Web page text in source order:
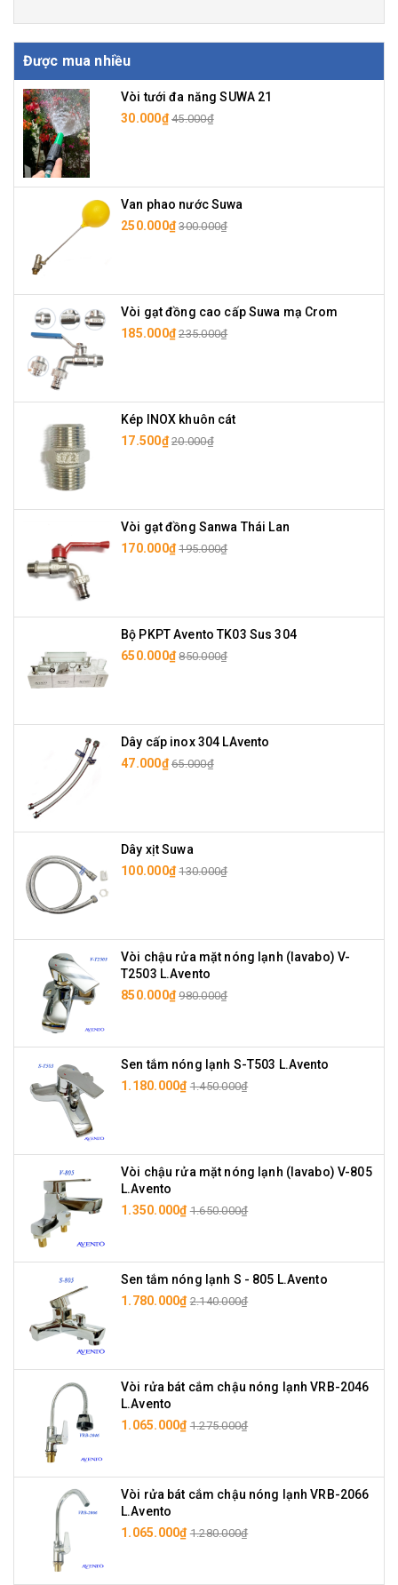
Được mua nhiều
Vòi tưới đa năng SUWA 21
30.000₫ 45.000₫
Van phao nước Suwa
250.000₫ 300.000₫
Vòi gạt đồng cao cấp Suwa mạ Crom
185.000₫ 235.000₫
Kép INOX khuôn cát
17.500₫ 20.000₫
Vòi gạt đồng Sanwa Thái Lan
170.000₫ 195.000₫
Bộ PKPT Avento TK03 Sus 304
650.000₫ 850.000₫
Dây cấp inox 304 LAvento
47.000₫ 65.000₫
Dây xịt Suwa
100.000₫ 130.000₫
Vòi chậu rửa mặt nóng lạnh (lavabo) V-
T2503 L.Avento
850.000₫ 980.000₫
Sen tắm nóng lạnh S-T503 L.Avento
1.180.000₫ 1.450.000₫
Vòi chậu rửa mặt nóng lạnh (lavabo) V-805
L.Avento
1.350.000₫ 1.650.000₫
Sen tắm nóng lạnh S - 805 L.Avento
1.780.000₫ 2.140.000₫
Vòi rửa bát cắm chậu nóng lạnh VRB-2046
L.Avento
1.065.000₫ 1.275.000₫
Vòi rửa bát cắm chậu nóng lạnh VRB-2066
L.Avento
1.065.000₫ 1.280.000₫